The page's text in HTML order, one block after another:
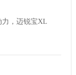
力，迈锐宝XL